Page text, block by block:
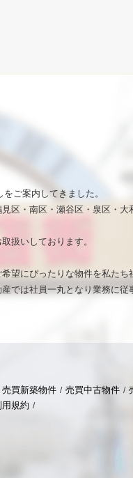
ご案内してきました。
区・南区・瀬谷区・泉区・
扱いしております。
望にぴったりな物件を私たち
では社員一丸となり業務に従
売買新築物件 売買中古物件
用規約